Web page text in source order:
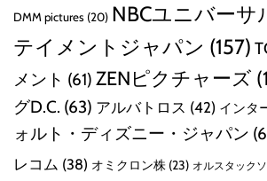
DMM pictures (20) NBCユニバーサ
テイメントジャパン (157)
メント (61) ZENピクチャーズ
グD.C. (63) アルバトロス (42) インタ
ォルト・ディズニー・ジャパン
レコム (38) オミクロン株 (23) オルスタック